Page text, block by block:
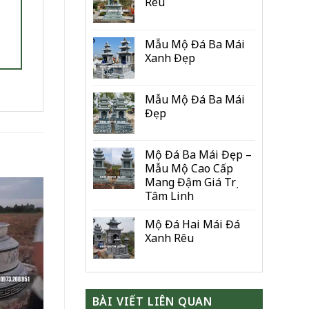
Mẫu Mộ Đá Ba Mái
Xanh Đẹp
Mẫu Mộ Đá Ba Mái
Đẹp
Mộ Đá Ba Mái Đẹp –
Mẫu Mộ Cao Cấp
Mang Đậm Giá Trị
Tâm Linh
Mộ Đá Hai Mái Đá
Xanh Rêu
BÀI VIẾT LIÊN QUAN